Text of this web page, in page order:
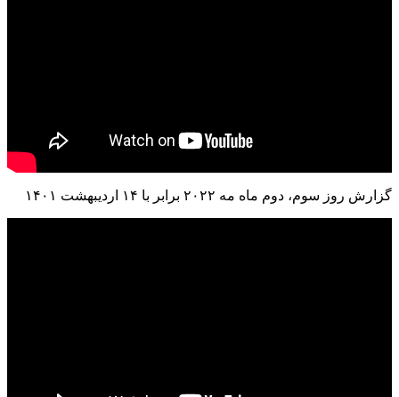
گزارش روز سوم، دوم ماه مه ۲۰۲۲ برابر با ۱۴ اردیبهشت ۱۴۰۱